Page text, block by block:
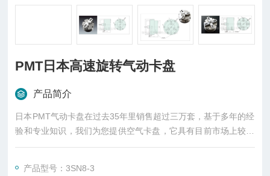
PMT日本高速旋转气动卡盘
产品简介
日本PMT气动卡盘在过去35年里销售超过三万套，基于多年的经
验和专业知识，我们为您提供空气卡盘，它具有目前市场上较高
的精度和性能。现在，有一天，生产人员对更高精度和性能的需
产品型号：3SN8-3